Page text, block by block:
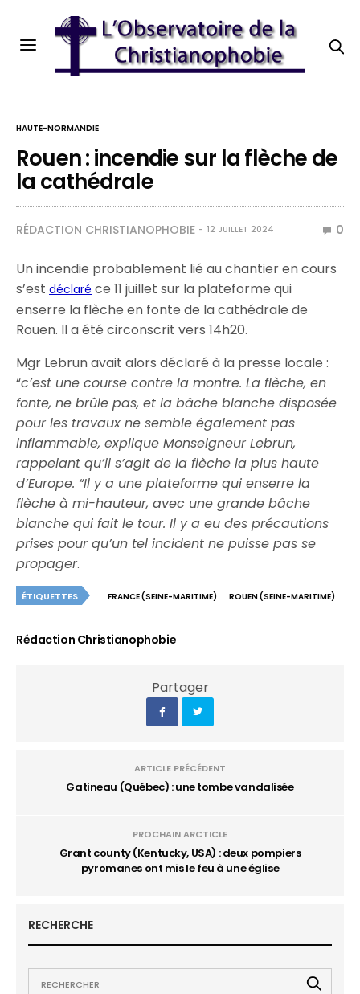
HAUTE-NORMANDIE
Rouen : incendie sur la flèche de
la cathédrale
RÉDACTION CHRISTIANOPHOBIE 12 JUILLET 2024 0
Un incendie probablement lié au chantier en cours
s’estdéclaré ce 11 juillet sur la plateforme qui
enserre la flèche en fonte de la cathédrale de
Rouen. Il a été circonscrit vers 14h20.
Mgr Lebrun avait alors déclaré à la presse locale :
“c’est une course contre la montre. La flèche, en
fonte, ne brûle pas, et la bâche blanche disposée
pour les travaux ne semble également pas
inflammable, explique Monseigneur Lebrun,
rappelant qu’il s’agit de la flèche la plus haute
d’Europe. “Il y a une plateforme qui enserre la
flèche à mi-hauteur, avec une grande bâche
blanche qui fait le tour. Il y a eu des précautions
prises pour qu’un tel incident ne puisse pas se
propager.
ÉTIQUETTES FRANCE (SEINE-MARITIME) ROUEN (SEINE-MARITIME)
Rédaction Christianophobie
Partager
ARTICLE PRÉCÉDENT
Gatineau (Québec) : une tombe vandalisée
PROCHAIN ARCTICLE
Grant county (Kentucky, USA) : deux pompiers
pyromanes ont mis le feu à une église
RECHERCHE